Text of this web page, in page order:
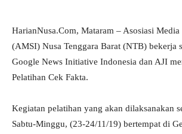
HarianNusa.Com, Mataram – Asosiasi
(AMSI) Nusa Tenggara Barat (NTB) bekerja
Google News Initiative Indonesia dan AJI
Pelatihan Cek Fakta.
Kegiatan pelatihan yang akan dilaksanakan
Sabtu-Minggu, (23-24/11/19) bertempat di